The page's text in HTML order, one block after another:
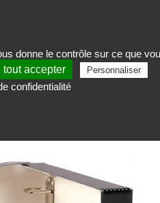
conditionnement
Boîte en carton
compact Pclass-A
donne le contrôle sur ce que
tout accepter Personnaliser
confidentialité